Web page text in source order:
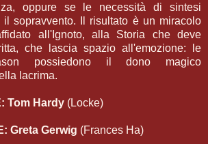
oppure se le necessità di sintesi
il sopravvento. Il risultato è un miracolo
all'Ignoto, alla Storia che deve
che lascia spazio all'emozione: le
possiedono il dono magico
lacrima.
Tom Hardy (Locke)
Greta Gerwig (Frances Ha)